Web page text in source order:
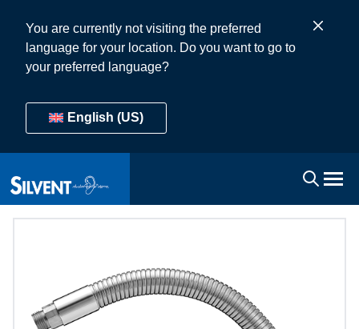
You are currently not visiting the preferred
language for your location. Do you want to go to
your preferred language?
English (US)